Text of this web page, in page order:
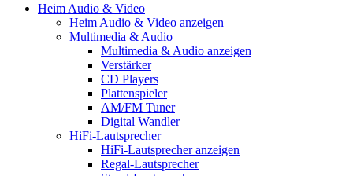
Heim Audio & Video
Heim Audio & Video anzeigen
Multimedia & Audio
Multimedia & Audio anzeigen
Verstärker
CD Players
Plattenspieler
AM/FM Tuner
Digital Wandler
HiFi-Lautsprecher
HiFi-Lautsprecher anzeigen
Regal-Lautsprecher